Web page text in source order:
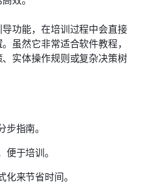
功能，在培训过程中会直接
虽然它非常适合软件教程，
实体操作规则或复杂决策树
指南。
于培训。
来节省时间。